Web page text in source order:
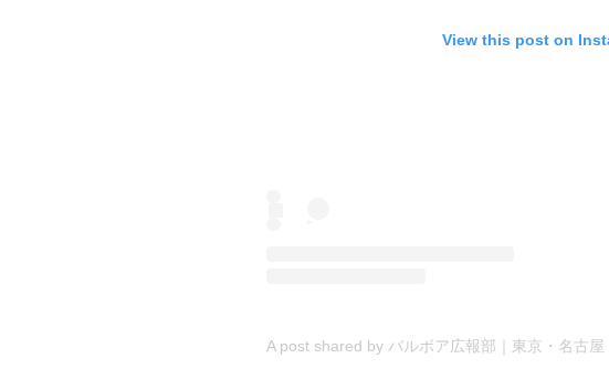
View this post on
A post shared by バルボア広報部｜東京・名古